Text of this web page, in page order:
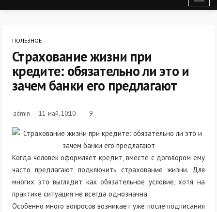
меню
ПОЛЕЗНОЕ
Страхование жизни при
кредите: обязательно ли это и
зачем банки его предлагают
admin 11-май, 10:10 9
Когда человек оформляет кредит, вместе с договором ему
часто предлагают подключить страхование жизни. Для
многих это выглядит как обязательное условие, хотя на
практике ситуация не всегда однозначна.
Особенно много вопросов возникает уже после подписания